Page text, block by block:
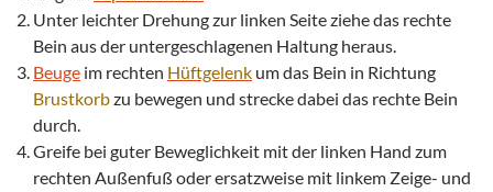
Unter leichter Drehung zur linken Seite ziehe das rechte
Bein aus der untergeschlagenen Haltung heraus.
Beuge im rechten Hüftgelenk um das Bein in Richtung
Brustkorbzu bewegen und strecke dabei das rechte Bein
durch.
Greife bei guter Beweglichkeit mit der linken Hand zum
rechten Außenfuß oder ersatzweise mit linkem Zeige- und